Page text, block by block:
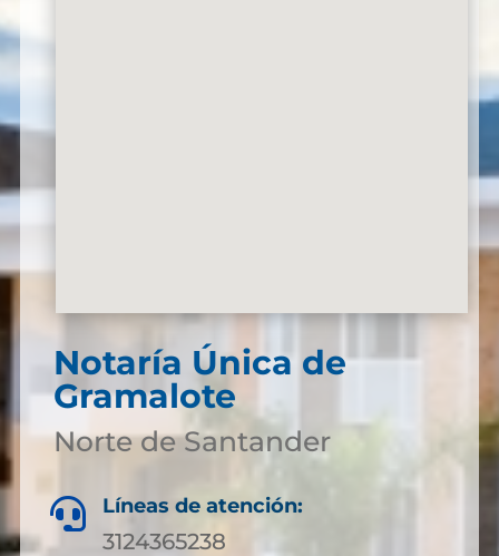
Notaría Única de
Gramalote
Norte de Santander
 Líneas de atención:
3124365238